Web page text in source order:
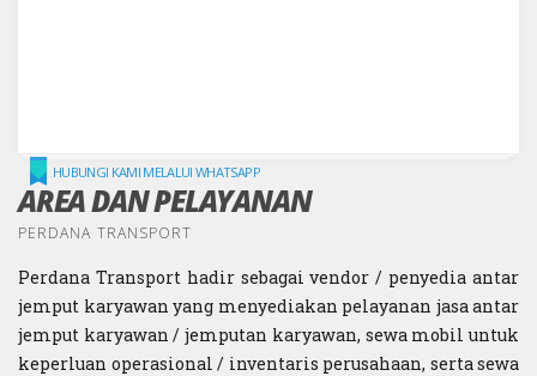
HUBUNGI KAMI MELALUI WHATSAPP
AREA DAN PELAYANAN
PERDANA TRANSPORT
Perdana Transport hadir sebagai vendor / penyedia antar
jemput karyawan yang menyediakan pelayanan jasa antar
jemput karyawan / jemputan karyawan, sewa mobil untuk
keperluan operasional / inventaris perusahaan, serta sewa